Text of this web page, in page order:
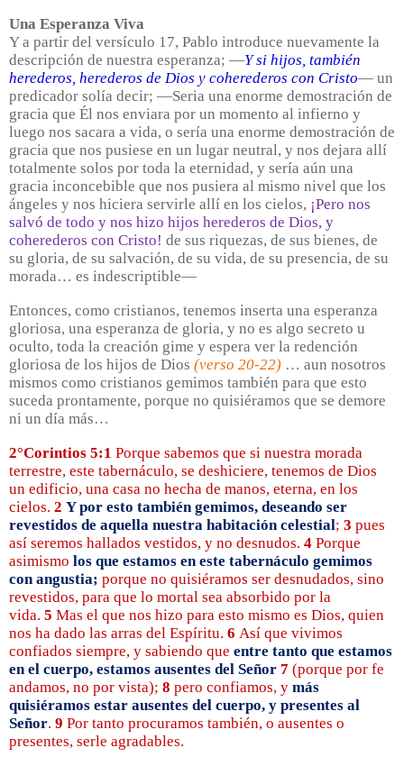
Una Esperanza Viva
Y a partir del versículo 17, Pablo introduce nuevamente la
descripción de nuestra esperanza; —Y si hijos, también
herederos, herederos de Dios y coherederos con Cristo— un
predicador solía decir; —Seria una enorme demostración de
gracia que Él nos enviara por un momento al infierno y
luego nos sacara a vida, o sería una enorme demostración de
gracia que nos pusiese en un lugar neutral, y nos dejara allí
totalmente solos por toda la eternidad, y sería aún una
gracia inconcebible que nos pusiera al mismo nivel que los
ángeles y nos hiciera servirle allí en los cielos, ¡Pero nos
salvó de todo y nos hizo hijos herederos de Dios, y
coherederos con Cristo! de sus riquezas, de sus bienes, de
su gloria, de su salvación, de su vida, de su presencia, de su
morada… es indescriptible—
Entonces, como cristianos, tenemos inserta una esperanza
gloriosa, una esperanza de gloria, y no es algo secreto u
oculto, toda la creación gime y espera ver la redención
gloriosa de los hijos de Dios (verso 20-22) … aun nosotros
mismos como cristianos gemimos también para que esto
suceda prontamente, porque no quisiéramos que se demore
ni un día más…
2°Corintios 5:1 Porque sabemos que si nuestra morada
terrestre, este tabernáculo, se deshiciere, tenemos de Dios
un edificio, una casa no hecha de manos, eterna, en los
cielos. 2 Y por esto también gemimos, deseando ser
revestidos de aquella nuestra habitación celestial; 3 pues
así seremos hallados vestidos, y no desnudos. 4 Porque
asimismo los que estamos en este tabernáculo gemimos
con angustia; porque no quisiéramos ser desnudados, sino
revestidos, para que lo mortal sea absorbido por la
vida. 5 Mas el que nos hizo para esto mismo es Dios, quien
nos ha dado las arras del Espíritu. 6 Así que vivimos
confiados siempre, y sabiendo que entre tanto que estamos
en el cuerpo, estamos ausentes del Señor 7 (porque por fe
andamos, no por vista); 8 pero confiamos, y más
quisiéramos estar ausentes del cuerpo, y presentes al
Señor. 9 Por tanto procuramos también, o ausentes o
presentes, serle agradables.